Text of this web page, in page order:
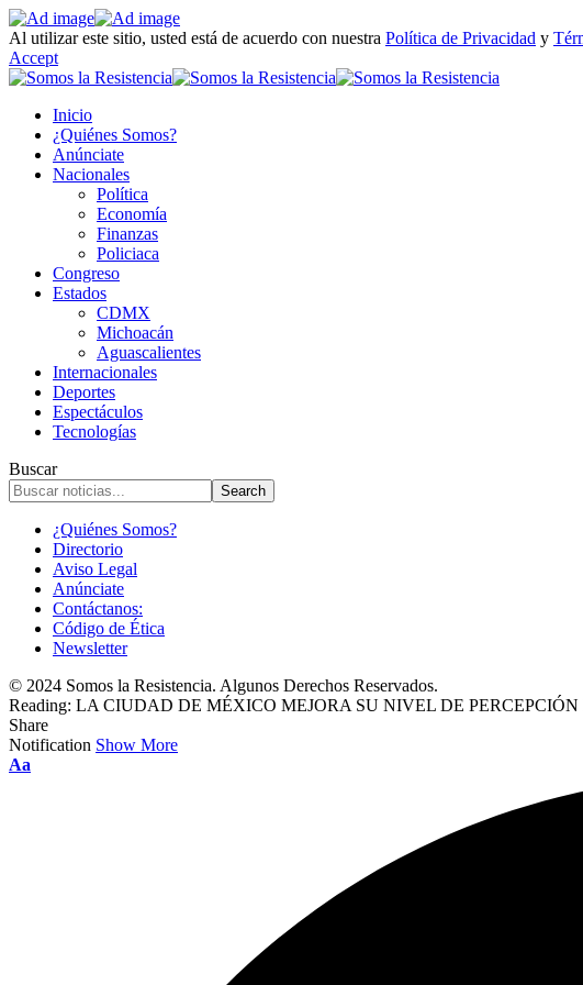
Al utilizar este sitio, usted está de acuerdo con nuestra Política de Privacidad y
Accept
Inicio
¿Quiénes Somos?
Anúnciate
Nacionales
Política
Economía
Finanzas
Policiaca
Congreso
Estados
CDMX
Michoacán
Aguascalientes
Internacionales
Deportes
Espectáculos
Tecnologías
Buscar
¿Quiénes Somos?
Directorio
Aviso Legal
Anúnciate
Contáctanos:
Código de Ética
Newsletter
© 2024 Somos la Resistencia. Algunos Derechos Reservados.
Reading: LA CIUDAD DE MÉXICO MEJORA SU NIVEL DE
Share
Notification Show More
Font
Aa